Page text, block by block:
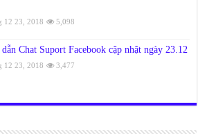
12 23, 2018 5,098
Chat Suport Facebook cập nhật ngày 23.12
12 23, 2018 3,477